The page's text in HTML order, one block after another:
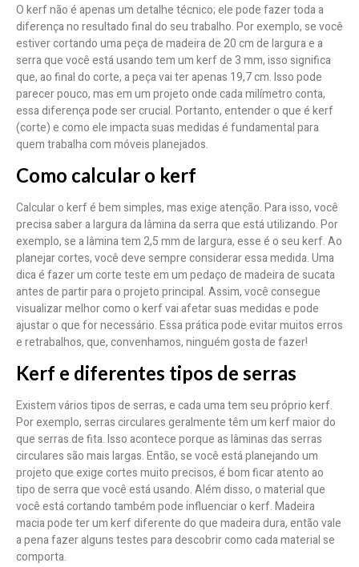
O kerf não é apenas um detalhe técnico; ele pode fazer toda a
diferença no resultado final do seu trabalho. Por exemplo, se você
estiver cortando uma peça de madeira de 20 cm de largura e a
serra que você está usando tem um kerf de 3 mm, isso significa
que, ao final do corte, a peça vai ter apenas 19,7 cm. Isso pode
parecer pouco, mas em um projeto onde cada milímetro conta,
essa diferença pode ser crucial. Portanto, entender o que é kerf
(corte) e como ele impacta suas medidas é fundamental para
quem trabalha com móveis planejados.
Como calcular o kerf
Calcular o kerf é bem simples, mas exige atenção. Para isso, você
precisa saber a largura da lâmina da serra que está utilizando. Por
exemplo, se a lâmina tem 2,5 mm de largura, esse é o seu kerf. Ao
planejar cortes, você deve sempre considerar essa medida. Uma
dica é fazer um corte teste em um pedaço de madeira de sucata
antes de partir para o projeto principal. Assim, você consegue
visualizar melhor como o kerf vai afetar suas medidas e pode
ajustar o que for necessário. Essa prática pode evitar muitos erros
e retrabalhos, que, convenhamos, ninguém gosta de fazer!
Kerf e diferentes tipos de serras
Existem vários tipos de serras, e cada uma tem seu próprio kerf.
Por exemplo, serras circulares geralmente têm um kerf maior do
que serras de fita. Isso acontece porque as lâminas das serras
circulares são mais largas. Então, se você está planejando um
projeto que exige cortes muito precisos, é bom ficar atento ao
tipo de serra que você está usando. Além disso, o material que
você está cortando também pode influenciar o kerf. Madeira
macia pode ter um kerf diferente do que madeira dura, então vale
a pena fazer alguns testes para descobrir como cada material se
comporta.